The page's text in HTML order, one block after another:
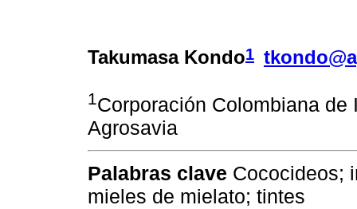
Takumasa Kondo1
1Corporación Colombiana
Agrosavia
Palabras clave Cococideos;
mieles de mielato; tintes